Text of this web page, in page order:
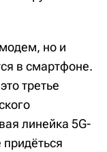
но и
в смартфоне.
третье
линейка 5G-